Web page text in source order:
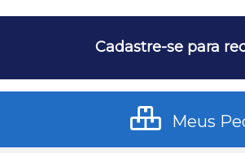
Cadastre-se para
Meus